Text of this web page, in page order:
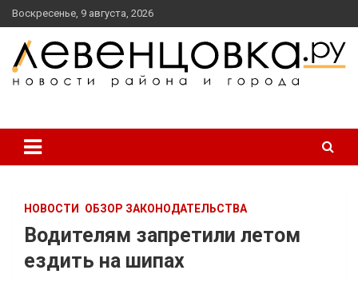
перейти
к
содержанию
Воскресенье, 9 августа, 2026
НОВОСТИ ОБЗОР ЗАКОНОДАТЕЛЬСТВА
Водителям запретили летом
ездить на шипах